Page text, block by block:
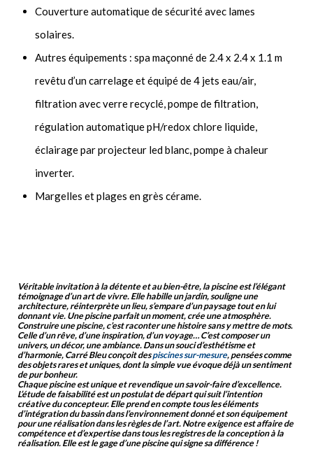
Couverture automatique de sécurité avec lames
solaires.
Autres équipements : spa maçonné de 2.4 x 2.4 x 1.1 m
revêtu d’un carrelage et équipé de 4 jets eau/air,
filtration avec verre recyclé, pompe de filtration,
régulation automatique pH/redox chlore liquide,
éclairage par projecteur led blanc, pompe à chaleur
inverter.
Margelles et plages en grès cérame.
Véritable invitation à la détente et au bien-être, la piscine est l’élégant
témoignage d’un art de vivre. Elle habille un jardin, souligne une
architecture, réinterprète un lieu, s’empare d’un paysage tout en lui
donnant vie. Une piscine parfait un moment, crée une atmosphère.
Construire une piscine, c’est raconter une histoire sans y mettre de mots.
Celle d’un rêve, d’une inspiration, d’un voyage… C’est composer un
univers, un décor, une ambiance. Dans un souci d’esthétisme et
d’harmonie, Carré Bleu conçoit despiscines sur-mesure, pensées comme
des objets rares et uniques, dont la simple vue évoque déjà un sentiment
de pur bonheur.
Chaque piscine est unique et revendique un savoir-faire d’excellence.
L’étude de faisabilité est un postulat de départ qui suit l’intention
créative du concepteur. Elle prend en compte tous les éléments
d’intégration du bassin dans l’environnement donné et son équipement
pour une réalisation dans les règles de l’art. Notre exigence est affaire de
compétence et d’expertise dans tous les registres de la conception à la
réalisation. Elle est le gage d’une piscine qui signe sa différence !